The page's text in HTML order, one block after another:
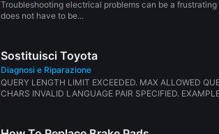
Troubleshooting electrical problems can be a
does not have to be...
Sostituisci Toyota
Diagnosi e Riparazione
QUERY LENGTH LIMIT EXCEEDED. MAX ALLOWED
CHARS INVALID LANGUAGE PAIR SPECIFIED.